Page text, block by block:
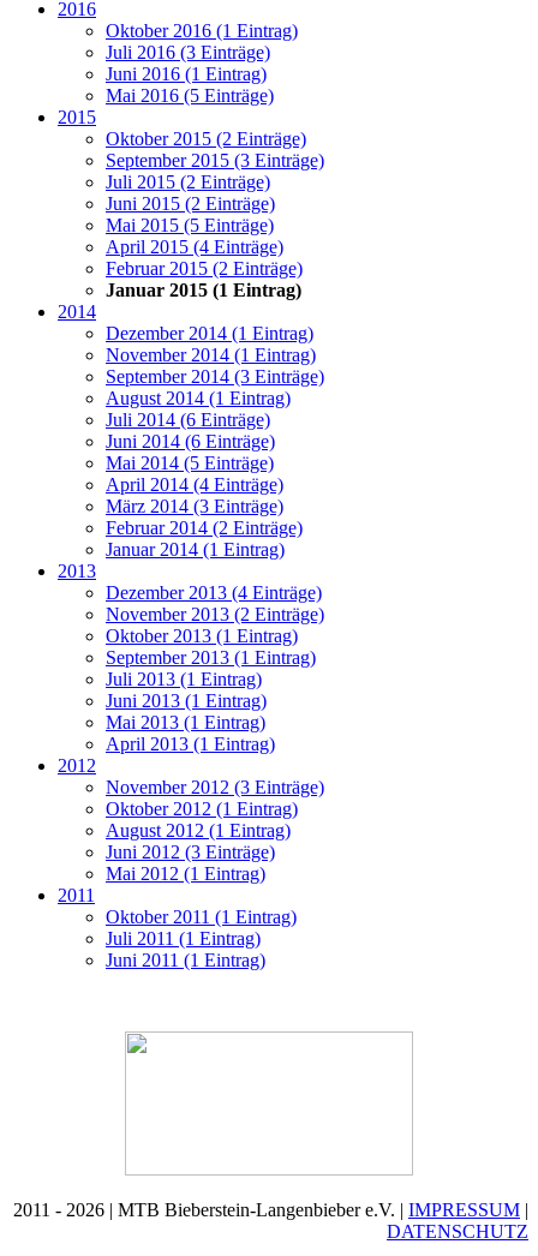
2016
Oktober 2016 (1 Eintrag)
Juli 2016 (3 Einträge)
Juni 2016 (1 Eintrag)
Mai 2016 (5 Einträge)
2015
Oktober 2015 (2 Einträge)
September 2015 (3 Einträge)
Juli 2015 (2 Einträge)
Juni 2015 (2 Einträge)
Mai 2015 (5 Einträge)
April 2015 (4 Einträge)
Februar 2015 (2 Einträge)
Januar 2015 (1 Eintrag)
2014
Dezember 2014 (1 Eintrag)
November 2014 (1 Eintrag)
September 2014 (3 Einträge)
August 2014 (1 Eintrag)
Juli 2014 (6 Einträge)
Juni 2014 (6 Einträge)
Mai 2014 (5 Einträge)
April 2014 (4 Einträge)
März 2014 (3 Einträge)
Februar 2014 (2 Einträge)
Januar 2014 (1 Eintrag)
2013
Dezember 2013 (4 Einträge)
November 2013 (2 Einträge)
Oktober 2013 (1 Eintrag)
September 2013 (1 Eintrag)
Juli 2013 (1 Eintrag)
Juni 2013 (1 Eintrag)
Mai 2013 (1 Eintrag)
April 2013 (1 Eintrag)
2012
November 2012 (3 Einträge)
Oktober 2012 (1 Eintrag)
August 2012 (1 Eintrag)
Juni 2012 (3 Einträge)
Mai 2012 (1 Eintrag)
2011
Oktober 2011 (1 Eintrag)
Juli 2011 (1 Eintrag)
Juni 2011 (1 Eintrag)
2011 - 2026 | MTB Bieberstein-Langenbieber e.V. | IMPRESSUM |
DATENSCHUTZ